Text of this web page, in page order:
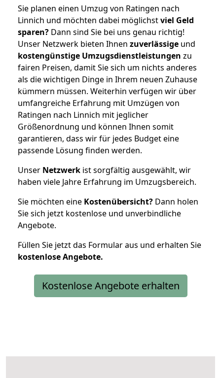
Sie planen einen Umzug von Ratingen nach
Linnich und möchten dabei möglichstviel Geld
sparen? Dann sind Sie bei uns genau richtig!
Unser Netzwerk bieten Ihnen zuverlässige und
kostengünstige Umzugsdienstleistungen zu
fairen Preisen, damit Sie sich um nichts anderes
als die wichtigen Dinge in Ihrem neuen Zuhause
kümmern müssen. Weiterhin verfügen wir über
umfangreiche Erfahrung mit Umzügen von
Ratingen nach Linnich mit jeglicher
Größenordnung und können Ihnen somit
garantieren, dass wir für jedes Budget eine
passende Lösung finden werden.
Unser Netzwerk ist sorgfältig ausgewählt, wir
haben viele Jahre Erfahrung im Umzugsbereich.
Sie möchten eine Kostenübersicht? Dann holen
Sie sich jetzt kostenlose und unverbindliche
Angebote.
Füllen Sie jetzt das Formular aus und erhalten Sie
kostenloseAngebote.
Kostenlose Angebote erhalten